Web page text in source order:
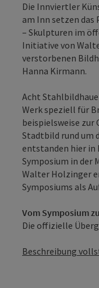
Die Innviertler
am Inn setzen
– Skulpturen im
Initiative von
verstorbenen
Hanna Kirmann.
Acht
Werk speziell für
beispielsweise zur
Stadtbild rund um
entstanden hier in
Symposium in der
Walter Holzinger
Symposiums als
Vom Symposium
Die offizielle
Beschreibung